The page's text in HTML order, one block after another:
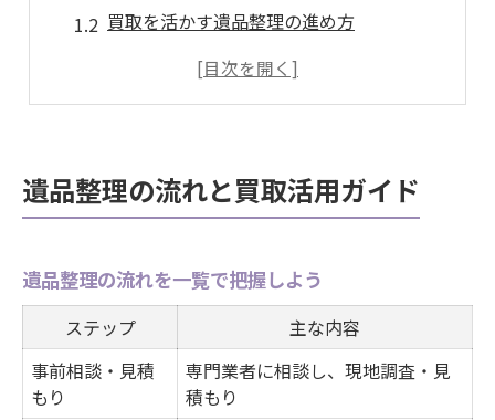
買取を活かす遺品整理の進め方
スムーズな整理へ必要な準備とは
安心して進める遺品整理の手順
初めての遺品整理、流れを徹底解説
遺品整理でトラブルを防ぐ方法
準備段階で押さえたい注意点
遺品整理に役立つチェックリスト
故人の想いを大切にする整理方法
遺品整理の流れと買取活用ガイド
遺品整理の流れを一覧で把握しよう
ステップ
主な内容
事前相談・見積
もり
専門業者に相談し、現地調査・見
積もり